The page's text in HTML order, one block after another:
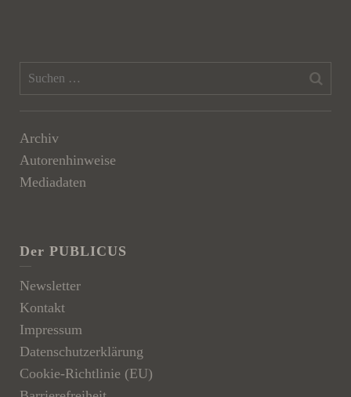
Archiv
Autorenhinweise
Mediadaten
Der PUBLICUS
Newsletter
Kontakt
Impressum
Datenschutzerklärung
Cookie-Richtlinie (EU)